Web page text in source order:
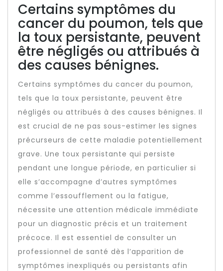
Certains symptômes du
cancer du poumon, tels que
la toux persistante, peuvent
être négligés ou attribués à
des causes bénignes.
Certains symptômes du cancer du poumon,
tels que la toux persistante, peuvent être
négligés ou attribués à des causes bénignes. Il
est crucial de ne pas sous-estimer les signes
précurseurs de cette maladie potentiellement
grave. Une toux persistante qui persiste
pendant une longue période, en particulier si
elle s’accompagne d’autres symptômes
comme l’essoufflement ou la fatigue,
nécessite une attention médicale immédiate
pour un diagnostic précis et un traitement
précoce. Il est essentiel de consulter un
professionnel de santé dès l’apparition de
symptômes inexpliqués ou persistants afin